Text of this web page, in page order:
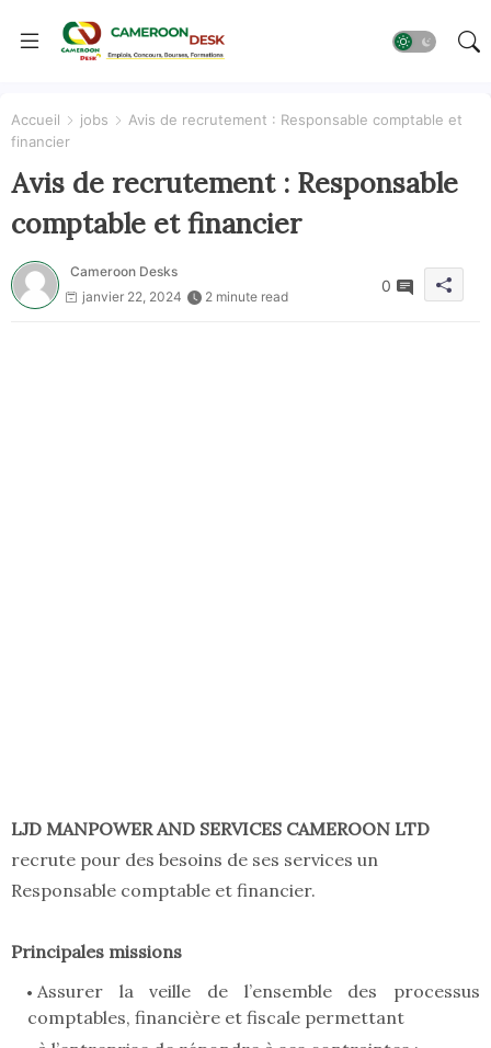
Accueil jobs
Avis de recrutement : Responsable comptable et
financier
Avis de recrutement : Responsable
comptable et financier
Cameroon Desks
janvier 22, 2024
2 minute read
0
LJD MANPOWER AND SERVICES CAMEROON LTD
recrute pour des besoins de ses services un
Responsable comptable et financier.
Principales missions
Assurer la veille de l’ensemble des processus
comptables, financière et fiscale permettant